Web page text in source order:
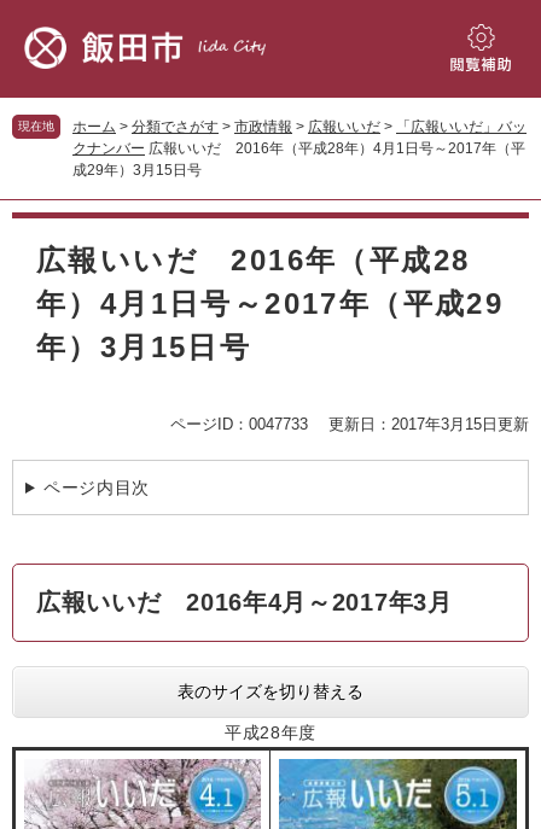
先
頭
を
飛
て
閲
助
現在地 ホーム > 分類でさがす > 市政情報 > 広報いいだ >
「広報いいだ」バッ
クナンバー 広報いいだ 2016年（平成28年）4月1日号～2017年（平
成29年）3月15日号
本
広報いいだ 2016年（平成28
年）4月1日号～2017年（平成29
年）3月15日号
ページID：0047733 更新日：2017年3月15日更新
ページ内目次
広報いいだ 2016年4月～2017年3月
表のサイズを切り替える
平成28年度